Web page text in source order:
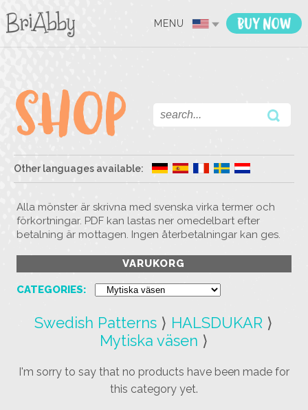
MENU
Other languages available:
Alla mönster är skrivna med svenska virka termer och
förkortningar. PDF kan lastas ner omedelbart efter
betalning är mottagen. Ingen återbetalningar kan ges.
VARUKORG
CATEGORIES:
Swedish Patterns ⟩ HALSDUKAR ⟩
Mytiska väsen ⟩
I'm sorry to say that no products have been made for
this category yet.